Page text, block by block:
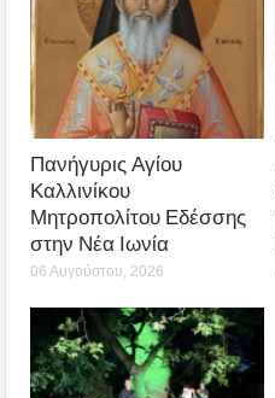
Πανήγυρις Αγίου
Καλλινίκου
Μητροπολίτου Εδέσσης
στην Νέα Ιωνία
06 Αυγούστου, 2026